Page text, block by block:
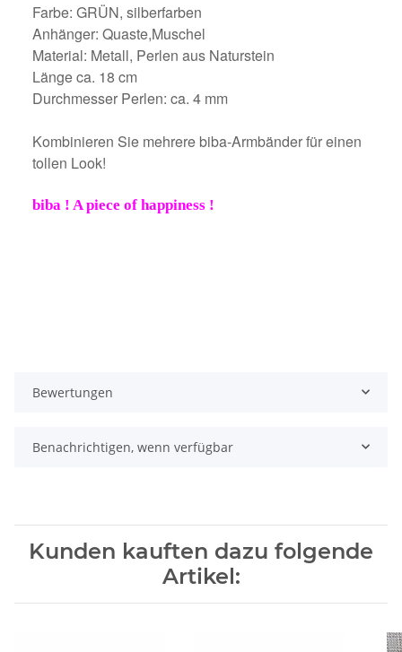
Farbe: GRÜN, silberfarben
Anhänger: Quaste,Muschel
Material: Metall, Perlen aus Naturstein
Länge ca. 18 cm
Durchmesser Perlen: ca. 4 mm
Kombinieren Sie mehrere biba-Armbänder für einen
tollen Look!
biba ! A piece of happiness !
Bewertungen
Benachrichtigen, wenn verfügbar
Kunden kauften dazu folgende
Artikel: